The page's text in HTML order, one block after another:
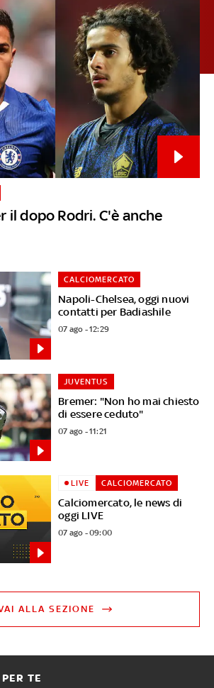
il dopo Rodri. C'è anche
Napoli-Chelsea, oggi nuovi
contatti per Badiashile
CALCIOMERCATO
07 ago - 12:29
Bremer: "Non ho mai chiesto
di essere ceduto"
JUVENTUS
07 ago - 11:21
Calciomercato, le news di
oggi LIVE
LIVE CALCIOMERCATO
07 ago - 09:00
ALLA SEZIONE
TE